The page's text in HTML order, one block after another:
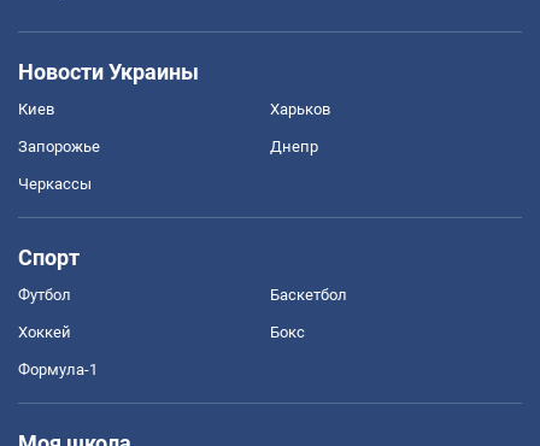
Новости Украины
Киев Харьков
Запорожье Днепр
Черкассы
Спорт
Футбол Баскетбол
Хоккей Бокс
Формула-1